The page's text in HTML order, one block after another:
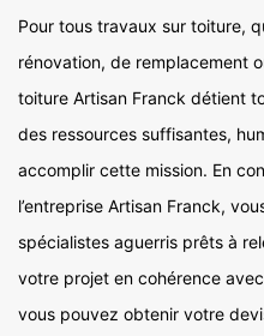
Pour tous travaux sur toiture,
rénovation, de remplacement
toiture Artisan Franck détient
des ressources suffisantes,
accomplir cette mission. En
l’entreprise Artisan Franck,
spécialistes aguerris prêts à
votre projet en cohérence
vous pouvez obtenir votre